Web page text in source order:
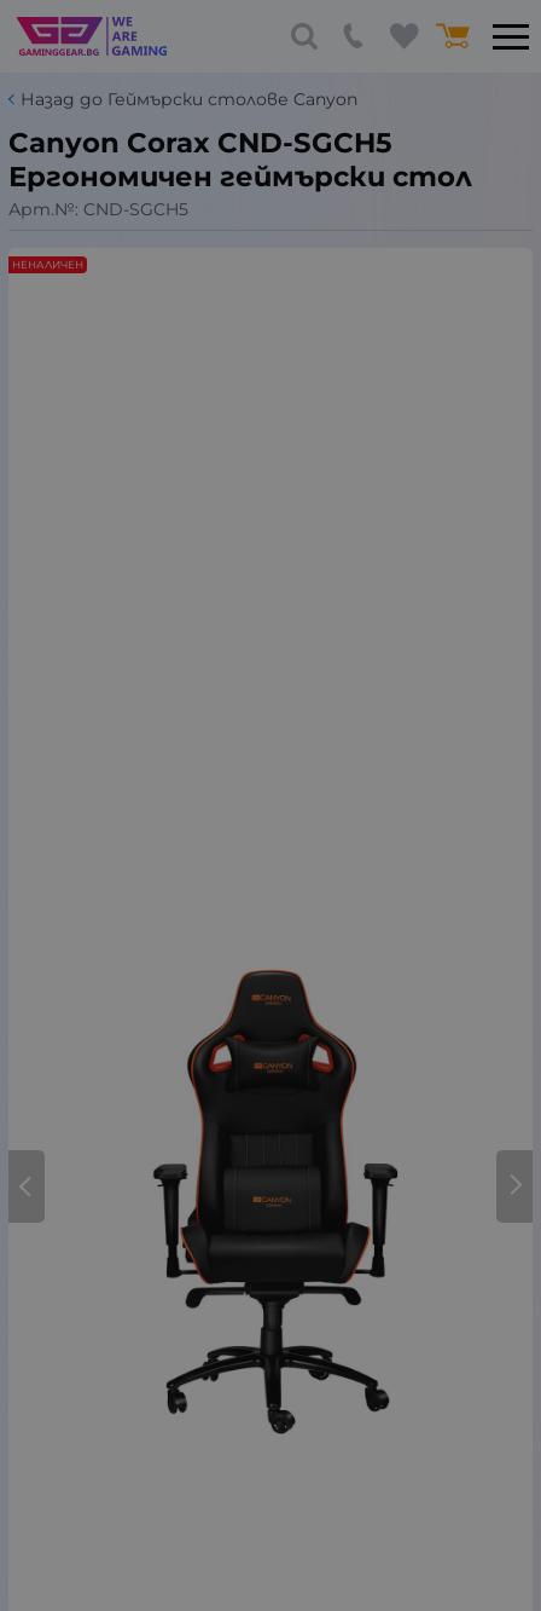
Назад до Геймърски столове Canyon
Canyon Corax CND-SGCH5
Ергономичен геймърски стол
Арт.№: CND-SGCH5
НЕНАЛИЧЕН